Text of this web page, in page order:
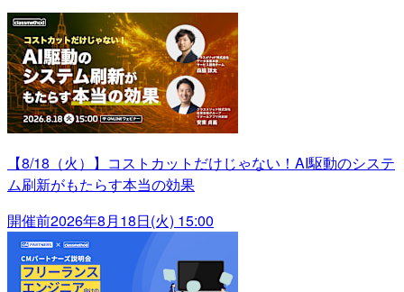
【8/18（火）】コストカットだけじゃない！AI駆動のシステ
ム刷新がもたらす本当の効果
開催前2026年8月18日(火) 15:00